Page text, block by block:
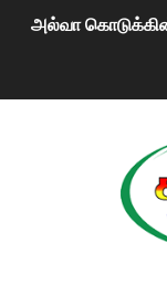
அல்வா
2ஆம் நாள்
மகிந்த ராஜபக்சே
ரவுடி